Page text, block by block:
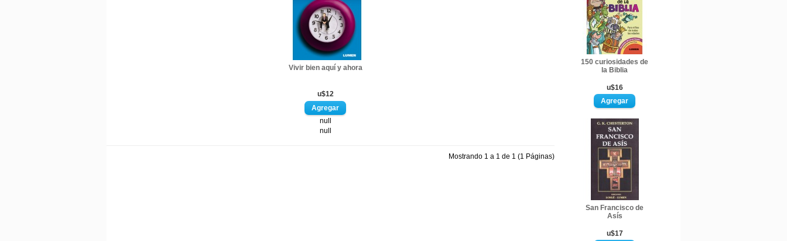
150 curiosidades de
la Biblia
u$16
San Francisco de
Asís
u$17
Vivir bien aquí y ahora
u$12
null
null
Mostrando 1 a 1 de 1 (1 Páginas)